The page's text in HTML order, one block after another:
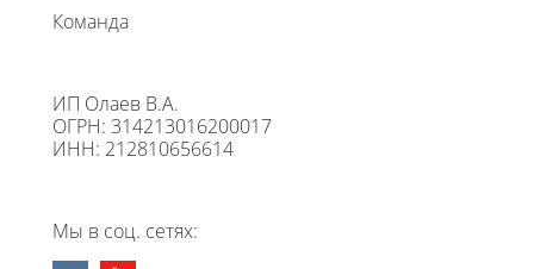
Команда
ИП Олаев В.А.
ОГРН: 314213016200017
ИНН: 212810656614
Мы в соц. сетях: